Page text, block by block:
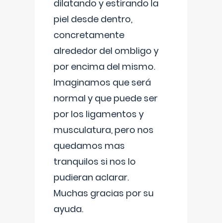
dilatando y estirando la
piel desde dentro,
concretamente
alrededor del ombligo y
por encima del mismo.
Imaginamos que será
normal y que puede ser
por los ligamentos y
musculatura, pero nos
quedamos mas
tranquilos si nos lo
pudieran aclarar.
Muchas gracias por su
ayuda.